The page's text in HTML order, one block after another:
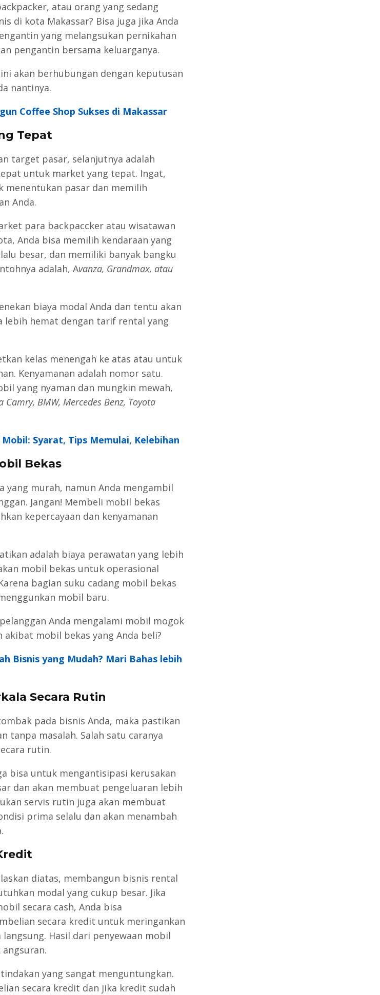
atau orang yang sedang
di kota Makassar? Bisa juga jika Anda
yang melangsukan pernikahan
pengantin bersama keluarganya.
akan berhubungan dengan keputusan
nantinya.
Coffee Shop Sukses di Makassar
Tepat
target pasar, selanjutnya adalah
untuk market yang tepat. Ingat,
menentukan pasar dan memilih
Anda.
para backpaccker atau wisatawan
Anda bisa memilih kendaraan yang
besar, dan memiliki banyak bangku
adalah, Avanza, Grandmax, atau
biaya modal Anda dan tentu akan
lebih hemat dengan tarif rental yang
kelas menengah ke atas atau untuk
Kenyamanan adalah nomor satu.
yang nyaman dan mungkin mewah,
Camry, BMW, Mercedes Benz, Toyota
Syarat, Tips Memulai, Kelebihan
Bekas
yang murah, namun Anda mengambil
Jangan! Membeli mobil bekas
kepercayaan dan kenyamanan
adalah biaya perawatan yang lebih
mobil bekas untuk operasional
bagian suku cadang mobil bekas
mobil baru.
Anda mengalami mobil mogok
akibat mobil bekas yang Anda beli?
Bisnis yang Mudah? Mari Bahas lebih
Secara Rutin
pada bisnis Anda, maka pastikan
tanpa masalah. Salah satu caranya
rutin.
bisa untuk mengantisipasi kerusakan
dan akan membuat pengeluaran lebih
servis rutin juga akan membuat
prima selalu dan akan menambah
diatas, membangun bisnis rental
modal yang cukup besar. Jika
secara cash, Anda bisa
secara kredit untuk meringankan
Hasil dari penyewaan mobil
yang sangat menguntungkan.
secara kredit dan jika kredit sudah